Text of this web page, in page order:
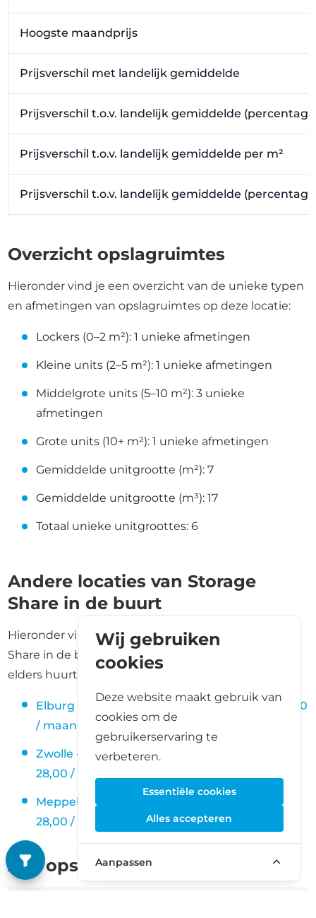
Hoogste maandprijs
Prijsverschil met landelijk gemiddelde
Prijsverschil t.o.v. landelijk gemiddelde
Prijsverschil t.o.v. landelijk gemiddelde per m²
Prijsverschil t.o.v. landelijk gemiddelde
Overzicht opslagruimtes
Hieronder vind je een overzicht van de unieke typen
en afmetingen van opslagruimtes op deze locatie:
Lockers (0–2 m²): 1 unieke afmetingen
Kleine units (2–5 m²): 1 unieke afmetingen
Middelgrote units (5–10 m²): 3 unieke
afmetingen
Grote units (10+ m²): 1 unieke afmetingen
Gemiddelde unitgrootte (m²): 7
Gemiddelde unitgrootte (m³): 17
Totaal unieke unitgroottes: 6
Andere locaties van Storage
Share in de buurt
Hieronder vind je andere opslaglocaties van Storage
Share in de buurt van Kampen. Handig als je liever
elders huurt of meerdere locaties wilt vergelijken.
Elburg - Westerlengte 7, 8081 PZ (vanaf € 14,00
/ maand)
Zwolle - Amperestraat 6, 8013 PV (vanaf €
28,00 / maand)
Meppel - Industrieweg 11, 7944 HT (vanaf €
28,00 / maand)
Alle opslagruimtes
Wij gebruiken
cookies
Deze website maakt gebruik van
cookies om de
gebruikerservaring te
verbeteren.
Essentiële cookies
Alles accepteren
Aanpassen